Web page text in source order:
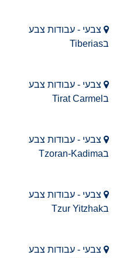
צבעי - עבודות צבע
בTiberias
צבעי - עבודות צבע
בTirat Carmel
צבעי - עבודות צבע
בTzoran-Kadima
צבעי - עבודות צבע
בTzur Yitzhak
צבעי - עבודות צבע